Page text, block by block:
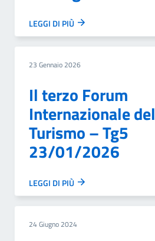
LEGGI DI PIÙ
23 Gennaio 2026
Il terzo Forum
Internazionale del
Turismo – Tg5
23/01/2026
LEGGI DI PIÙ
24 Giugno 2024